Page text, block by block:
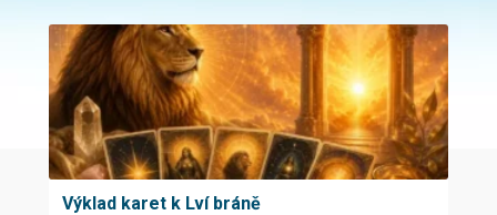
Výklad karet k Lví bráně